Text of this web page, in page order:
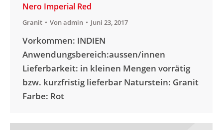
Nero Imperial Red
Granit Vonadmin Juni 23, 2017
Vorkommen: INDIEN
Anwendungsbereich:aussen/innen
Lieferbarkeit: in kleinen Mengen vorrätig
bzw. kurzfristig lieferbar Naturstein: Granit
Farbe: Rot